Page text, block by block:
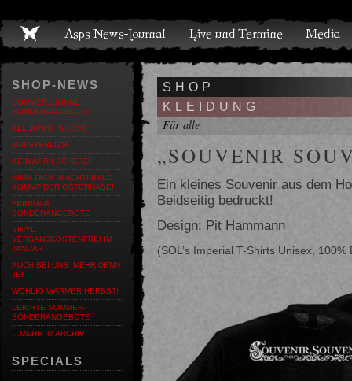
Live und Termine Media Shop Band Discografie
SHOP-NEWS
SOMMER, SONNE,
SONDERANGEBOTE
ALL JUNI'D IS LOVE
MAI-STERLICH
KEIN APRILSCHERZ!
NIMM DICH IN ACHT! BALD
KOMMT DER OSTERHASE!
FEBRUAR
SONDERANGEBOTE
VINYL
VERSANDKOSTENFREI IM
JANUAR
AUCH BEI UNS: MEHR DENN
JE!
WOHLIG WARMER HERBST!
LEICHTE SOMMER-
SONDERANGEBOTE
…MEHR IM ARCHIV
SPECIALS
SHOP
KLEIDUNG
Für alle
„SOUVENIR
Ein kleines Souvenir aus dem
Beidseitig bedruckt!
Design: Pit Hammann
(SOL’s Imperial T-Shirts Unisex, 100%